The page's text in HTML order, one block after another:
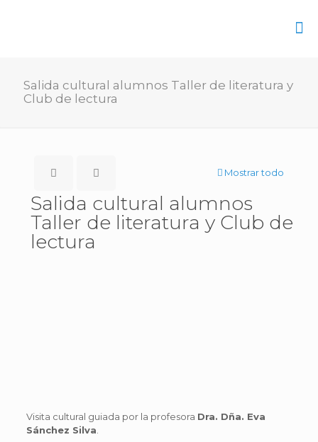
Salida cultural alumnos Taller de literatura y
Club de lectura
Mostrar todo
Salida cultural alumnos
Taller de literatura y Club de
lectura
Visita cultural guiada por la profesora Dra. Dña. Eva
Sánchez Silva